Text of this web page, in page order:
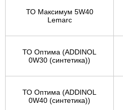
ТО Максимум 5W40
Lemarc
ТО Оптима (ADDINOL
0W30 (синтетика))
ТО Оптима (ADDINOL
0W40 (синтетика))